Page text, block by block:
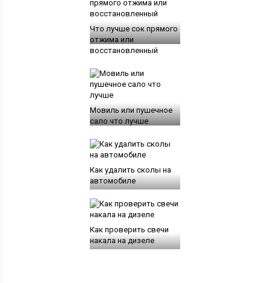
Что лучше сок прямого
отжима или
восстановленный
Мовиль или пушечное
сало что лучше
Как удалить сколы на
автомобиле
Как проверить свечи
накала на дизеле